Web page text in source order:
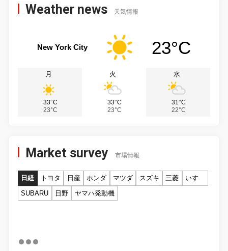
Weather news 天気情報
New York City 23°C
月
33°C
23°C
火
33°C
23°C
水
31°C
22°C
Market survey 市場情報
日経 トヨタ 日産 ホンダ マツダ スズキ 三菱
いすゞ
SUBARU
日野 ヤマハ発動機